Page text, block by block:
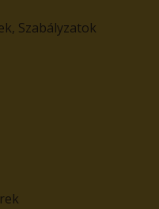
Szabályzatok